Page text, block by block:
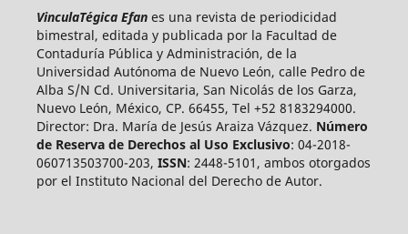
VinculaTégica Efanes una revista de periodicidad
bimestral, editada y publicada por la Facultad de
Contaduría Pública y Administración, de la
Universidad Autónoma de Nuevo León, calle Pedro de
Alba S/N Cd. Universitaria, San Nicolás de los Garza,
Nuevo León, México, CP. 66455, Tel +52 8183294000.
Director: Dra. María de Jesús Araiza Vázquez. Número
de Reserva de Derechos al Uso Exclusivo: 04-2018-
060713503700-203, ISSN: 2448-5101, ambos otorgados
por el Instituto Nacional del Derecho de Autor.